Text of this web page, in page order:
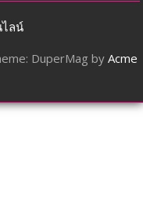
ลน์
DuperMag by Acme